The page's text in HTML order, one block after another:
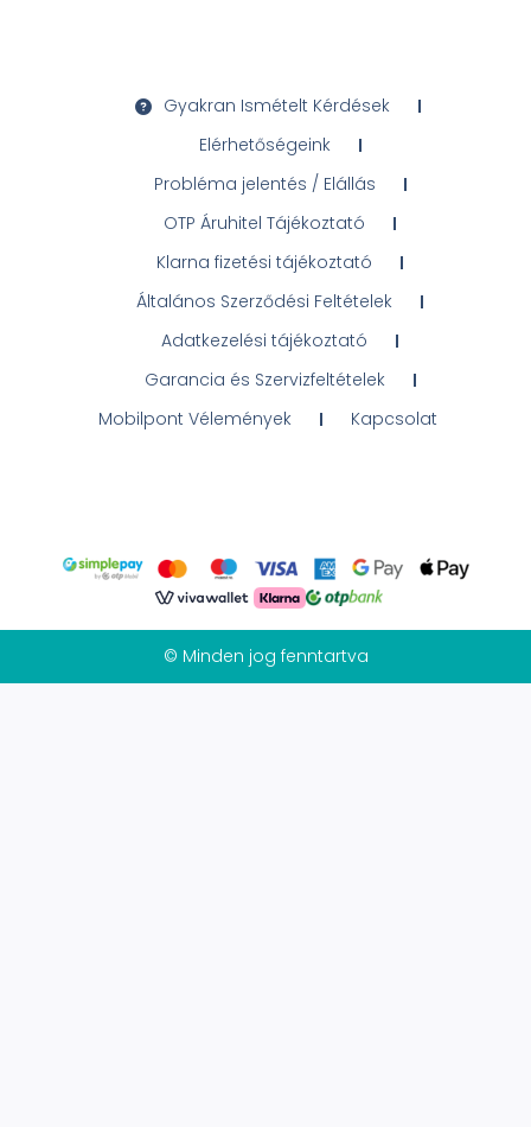
Gyakran Ismételt Kérdések
Elérhetőségeink
Probléma jelentés / Elállás
OTP Áruhitel Tájékoztató
Klarna fizetési tájékoztató
Általános Szerződési Feltételek
Adatkezelési tájékoztató
Garancia és Szervizfeltételek
Mobilpont Vélemények
Kapcsolat
© Minden jog fenntartva